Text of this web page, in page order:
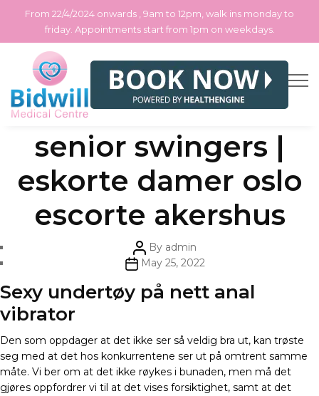
Skip
the
From 22/4/2024 onwards , 9am to 12pm, walk ins monday to
friday. Appointments start from 1pm on weekdays.
Categories
Uncategorized
Luksus escorte
senior swingers |
eskorte damer oslo
escorte akershus
Post
author
By admin
PostMay 25, 2022
Sexy undertøy på nett anal
vibrator
Den som oppdager at det ikke ser så veldig bra ut, kan trøste
seg med at det hos konkurrentene ser ut på omtrent samme
måte. Vi ber om at det ikke røykes i bunaden, men må det
gjøres oppfordrer vi til at det vises forsiktighet, samt at det